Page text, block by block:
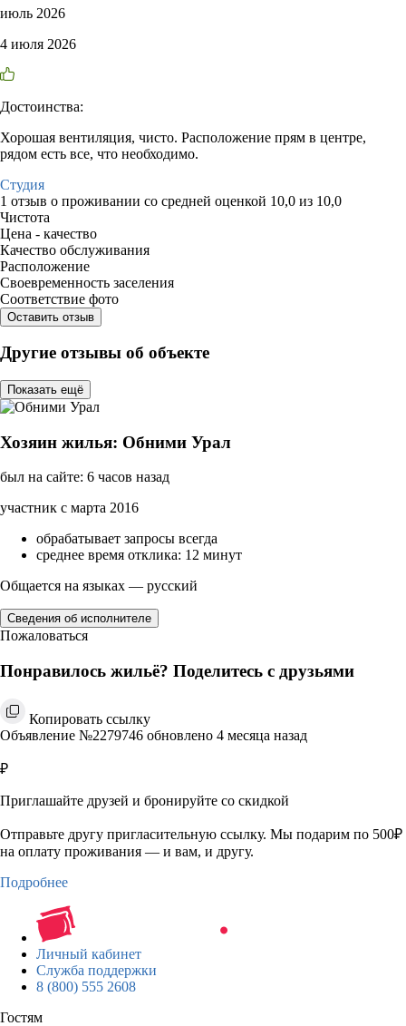
июль 2026
4 июля 2026
Достоинства:
Хорошая вентиляция, чисто. Расположение прям в центре,
рядом есть все, что необходимо.
Студия
1 отзыв о проживании со средней оценкой 10,0 из 10,0
Чистота
Цена - качество
Качество обслуживания
Расположение
Своевременность заселения
Соответствие фото
Оставить отзыв
Другие отзывы об объекте
Показать ещё
Хозяин жилья: Обними Урал
был на сайте: 6 часов назад
участник с марта 2016
обрабатывает запросы всегда
среднее время отклика: 12 минут
Общается на языках — русский
Сведения об исполнителе
Пожаловаться
Понравилось жильё? Поделитесь с друзьями
Копировать ссылку
Объявление №2279746 обновлено 4 месяца назад
₽
Приглашайте друзей и бронируйте со скидкой
Отправьте другу пригласительную ссылку. Мы подарим по 500₽
на оплату проживания — и вам, и другу.
Подробнее
Личный кабинет
Служба поддержки
8 (800) 555 2608
Гостям